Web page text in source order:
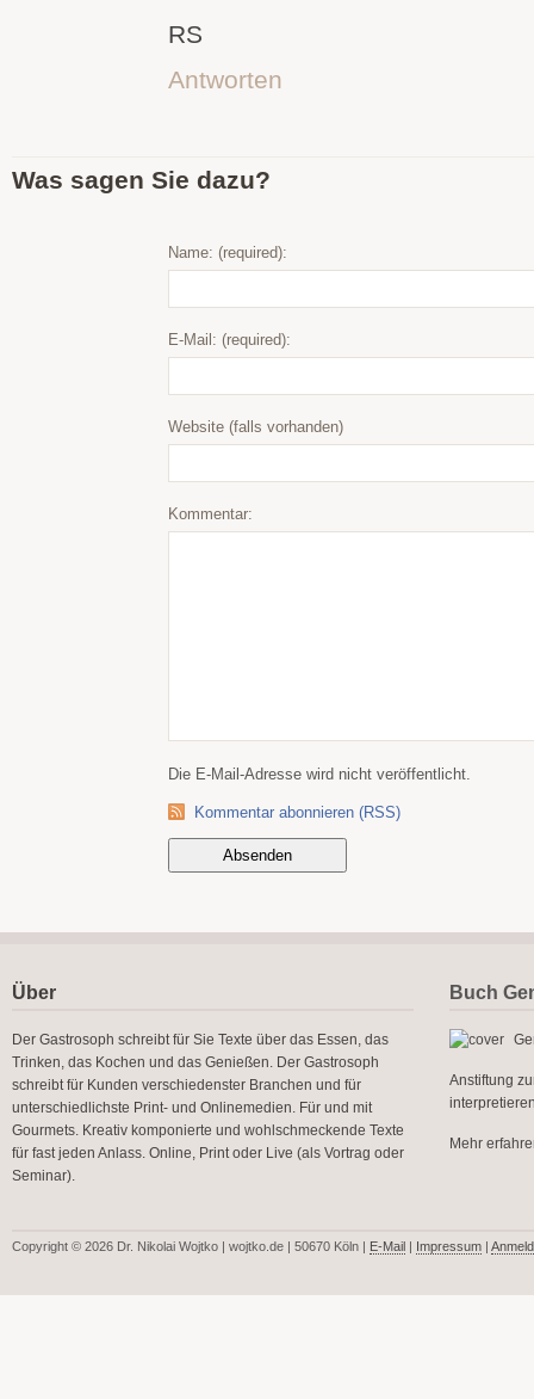
RS
Antworten
Was sagen Sie dazu?
Name: (required):
E-Mail: (required):
Website (falls vorhanden)
Kommentar:
Die E-Mail-Adresse wird nicht veröffentlicht.
Kommentar abonnieren (RSS)
Über
Der Gastrosoph schreibt für Sie Texte über das Essen, das
Trinken, das Kochen und das Genießen. Der Gastrosoph
schreibt für Kunden verschiedenster Branchen und für
unterschiedlichste Print- und Onlinemedien. Für und mit
Gourmets. Kreativ komponierte und wohlschmeckende Texte
für fast jeden Anlass. Online, Print oder Live (als Vortrag oder
Seminar).
Buch
Anstiftung
Mehr
Copyright © 2026 Dr. Nikolai Wojtko | wojtko.de | 50670 Köln | E-Mail | Impressum |